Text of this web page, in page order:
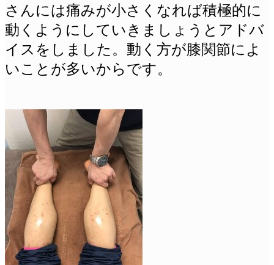
さんには痛みが小さくなれば積極的に
動くようにしていきましょうとアドバ
イスをしました。動く方が膝関節によ
いことが多いからです。